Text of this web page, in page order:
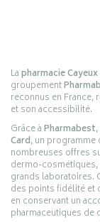
Lapharmacie
groupement
reconnus en
et son accessibilité.
Grâce àPharmabest
Card, un programme
nombreuses offres
dermo-
grands laboratoires.
des points fidélité et
en conservant un
pharmaceutiques de